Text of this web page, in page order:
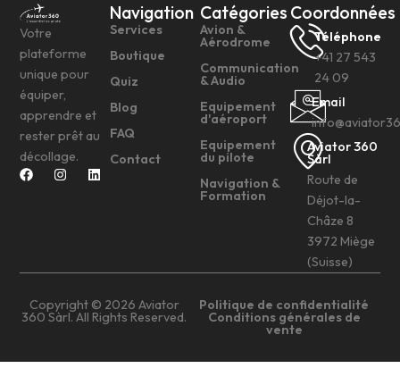
Votre
plateforme
unique pour
équiper,
apprendre et
rester prêt au
décollage.
Navigation
Services
Boutique
Quiz
Blog
FAQ
Contact
Catégories
Avion &
Aérodrome
Communication
& Audio
Equipement
d'aéroport
Equipement
du pilote
Navigation &
Formation
Coordonnées
Téléphone
+41 27 543
24 09
Email
Aviator 360
Sàrl
Route de
Déjot-la-
Châze 8
3972 Miège
(Suisse)
Copyright © 2026 Aviator
360 Sàrl. All Rights Reserved.
Politique de confidentialité
Conditions générales de
vente